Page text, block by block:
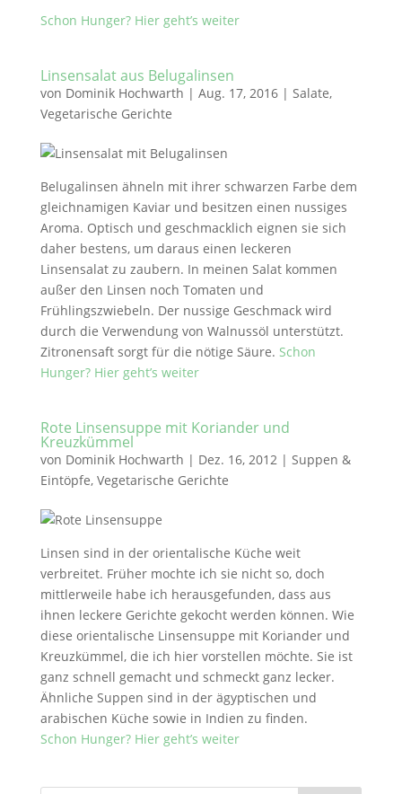
Schon Hunger? Hier geht’s weiter
Linsensalat aus Belugalinsen
von Dominik Hochwarth | Aug. 17, 2016| Salate,
Vegetarische Gerichte
Belugalinsen ähneln mit ihrer schwarzen Farbe dem
gleichnamigen Kaviar und besitzen einen nussiges
Aroma. Optisch und geschmacklich eignen sie sich
daher bestens, um daraus einen leckeren
Linsensalat zu zaubern. In meinen Salat kommen
außer den Linsen noch Tomaten und
Frühlingszwiebeln. Der nussige Geschmack wird
durch die Verwendung von Walnussöl unterstützt.
Zitronensaft sorgt für die nötige Säure. Schon
Hunger? Hier geht’s weiter
Rote Linsensuppe mit Koriander und
Kreuzkümmel
von Dominik Hochwarth | Dez. 16, 2012 | Suppen &
Eintöpfe, Vegetarische Gerichte
Linsen sind in der orientalische Küche weit
verbreitet. Früher mochte ich sie nicht so, doch
mittlerweile habe ich herausgefunden, dass aus
ihnen leckere Gerichte gekocht werden können. Wie
diese orientalische Linsensuppe mit Koriander und
Kreuzkümmel, die ich hier vorstellen möchte. Sie ist
ganz schnell gemacht und schmeckt ganz lecker.
Ähnliche Suppen sind in der ägyptischen und
arabischen Küche sowie in Indien zu finden.
Schon Hunger? Hier geht’s weiter